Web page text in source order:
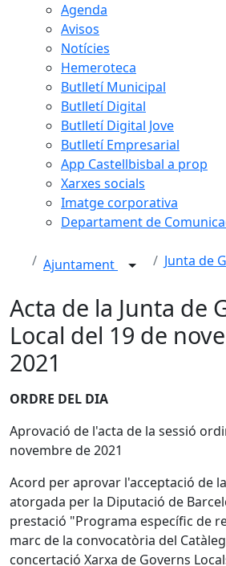
Agenda
Avisos
Notícies
Hemeroteca
Butlletí Municipal
Butlletí Digital
Butlletí Digital Jove
Butlletí Empresarial
App Castellbisbal a prop
Xarxes socials
Imatge corporativa
Departament de
Ajuntament Junta de
Acta de la Junta de
Local del 19 de
2021
ORDRE DEL DIA
Aprovació de l'acta de la sessió
novembre de 2021
Acord per aprovar l'acceptació de
atorgada per la Diputació de
prestació "Programa específic de
marc de la convocatòria del
concertació Xarxa de Governs